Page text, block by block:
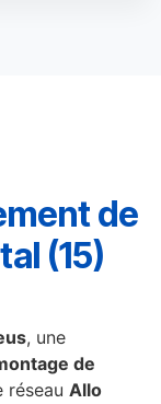
de
(15)
, une
de
réseau Allo